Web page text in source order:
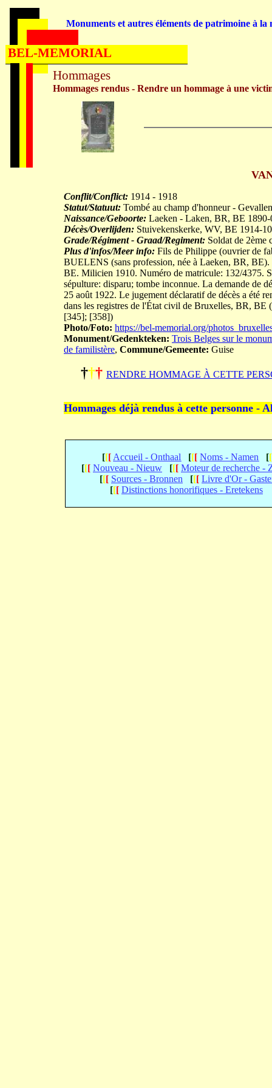
Conflit/Conflict: 1914 - 1918
Statut/Statuut: Tombé au champ d'honneur -
Naissance/Geboorte: Laeken - Laken, BR, BE 1890-
Décès/Overlijden: Stuivekenskerke, WV, BE 1914-
Grade/Régiment - Graad/Regiment: Soldat de 2ème
Plus d'infos/Meer info: Fils de Philippe (ouvrier de
BUELENS (sans profession, née à Laeken, BR,
BE. Milicien 1910. Numéro de matricule: 132/4375.
sépulture: disparu; tombe inconnue. La demande de
25 août 1922. Le jugement déclaratif de décès a été
dans les registres de l'État civil de Bruxelles, BR, BE
[345]; [358])
Photo/Foto: https://bel-memorial.org/
Monument/Gedenkteken: Trois Belges sur le
de familistère, Commune/Gemeente: Guise
††† RENDRE HOMMAGE À CETTE
Hommages déjà rendus à cette personne -
[[[ Accueil - Onthaal [[[ Noms - Namen [[
[[[ Nouveau - Nieuw [[[ Moteur de recherche -
[[[ Sources - Bronnen [[[ Livre d'Or -
[[[ Distinctions honorifiques - Eretekens
Hommages
Hommages rendus - Rendre un hommage à une
Monuments et autres éléments de patrimoine à la
BEL-MEMORIAL